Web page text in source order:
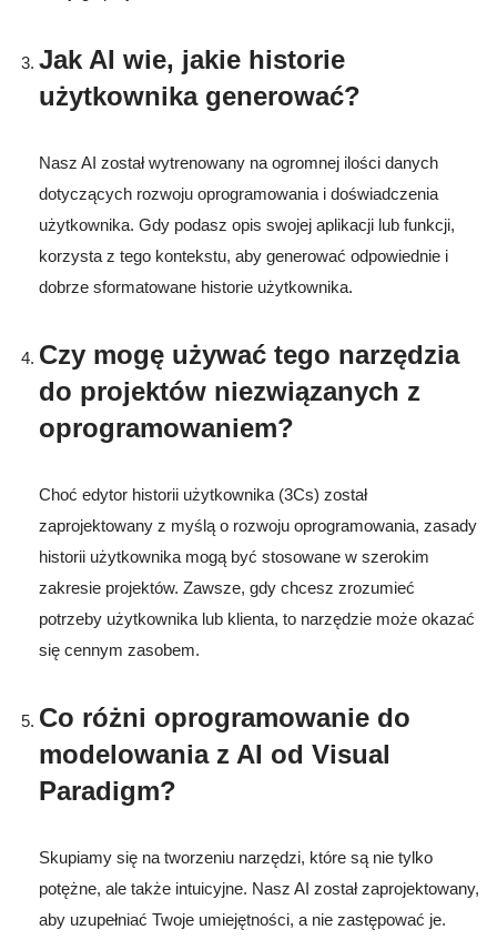
Jak AI wie, jakie historie
użytkownika generować?
Nasz AI został wytrenowany na ogromnej ilości danych
dotyczących rozwoju oprogramowania i doświadczenia
użytkownika. Gdy podasz opis swojej aplikacji lub funkcji,
korzysta z tego kontekstu, aby generować odpowiednie i
dobrze sformatowane historie użytkownika.
Czy mogę używać tego narzędzia
do projektów niezwiązanych z
oprogramowaniem?
Choć edytor historii użytkownika (3Cs) został
zaprojektowany z myślą o rozwoju oprogramowania, zasady
historii użytkownika mogą być stosowane w szerokim
zakresie projektów. Zawsze, gdy chcesz zrozumieć
potrzeby użytkownika lub klienta, to narzędzie może okazać
się cennym zasobem.
Co różni oprogramowanie do
modelowania z AI od Visual
Paradigm?
Skupiamy się na tworzeniu narzędzi, które są nie tylko
potężne, ale także intuicyjne. Nasz AI został zaprojektowany,
aby uzupełniać Twoje umiejętności, a nie zastępować je.